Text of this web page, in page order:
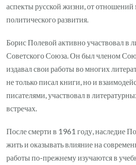
аспекты русской жизни, от
политического развития.
Борис Полевой активно участвовал в
Советского Союза. Он был членом
издавал свои работы во многих
не только писал книги, но и
писателями, участвовал в
встречах.
После смерти в 1961 году, наследие
жить и оказывать влияние на
работы по-прежнему изучаются в